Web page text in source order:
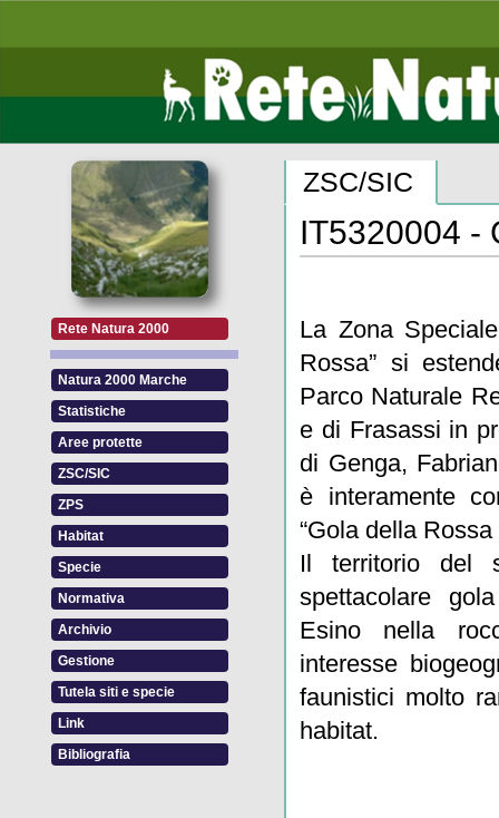
Rete Natura 2000
Natura 2000 Marche
Statistiche
Aree protette
ZSC/SIC
ZPS
Habitat
Specie
Normativa
Archivio
Gestione
Tutela siti e specie
Link
Bibliografia
ZSC/SIC
IT5320004 -
La Zona
Rossa” si
Parco Naturale
e di Frasassi in
di Genga,
è interamente
“Gola della
Il territorio del
spettacolare
Esino nella
interesse
faunistici molto
habitat.